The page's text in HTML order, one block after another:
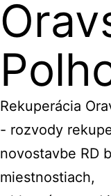
Rekuperácia
- rozvody
novostavbe RD
miestnostiach,